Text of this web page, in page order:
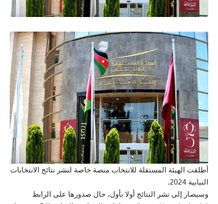
أطلقت الهيئة المستقلة للانتخاب منصة خاصة لنشر نتائج الانتخابات
النيابية 2024.
وسيصار إلى نشر النتائج أولا بأول، حال صدورها على الرابط